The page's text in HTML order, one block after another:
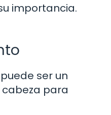
importancia.
ser un
para